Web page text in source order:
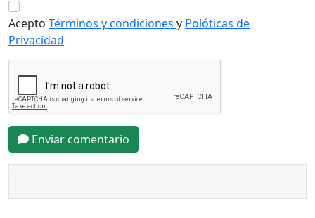
Acepto Términos y condiciones y Polóticas de
Privacidad
Enviar comentario